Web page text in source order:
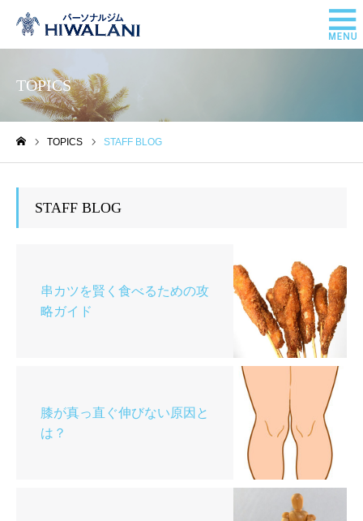
TOPICS
TOPICS STAFF BLOG
STAFF BLOG
串カツを賢く食べるための攻
略ガイド
膝が真っ直ぐ伸びない原因と
は？